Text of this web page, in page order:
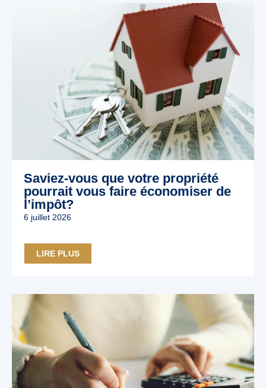
Saviez-vous que votre propriété
pourrait vous faire économiser de
l’impôt?
6 juillet 2026
LIRE PLUS